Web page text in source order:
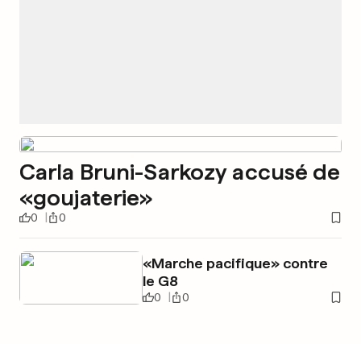
Carla Bruni-Sarkozy accusé de
«goujaterie»
0 0
«Marche pacifique» contre
le G8
0 0